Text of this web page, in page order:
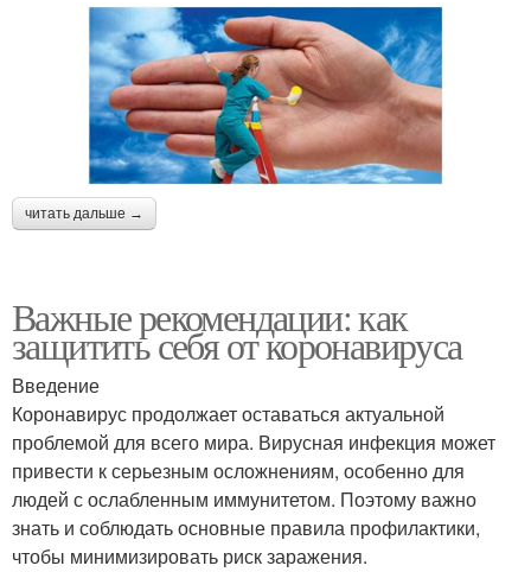
читать дальше →
Важные рекомендации: как
защитить себя от коронавируса
Введение
Коронавирус продолжает оставаться актуальной
проблемой для всего мира. Вирусная инфекция может
привести к серьезным осложнениям, особенно для
людей с ослабленным иммунитетом. Поэтому важно
знать и соблюдать основные правила профилактики,
чтобы минимизировать риск заражения.